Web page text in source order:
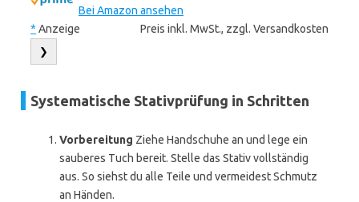
Bei Amazon ansehen
* Anzeige Preis inkl. MwSt., zzgl. Versandkosten
❯
Systematische Stativprüfung in Schritten
Vorbereitung Ziehe Handschuhe an und lege ein
sauberes Tuch bereit. Stelle das Stativ vollständig
aus. So siehst du alle Teile und vermeidest Schmutz
an Händen.